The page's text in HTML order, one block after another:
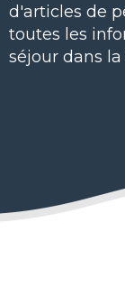
d'articles de
toutes les
séjour dans